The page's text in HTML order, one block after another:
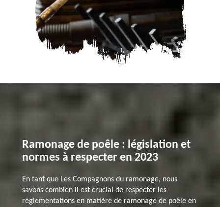
Ramonage de poêle : législation et
normes à respecter en 2023
En tant que Les Compagnons du ramonage, nous
savons combien il est crucial de respecter les
réglementations en matière de ramonage de poêle en